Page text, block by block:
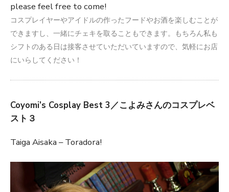
please feel free to come!
コスプレイヤーやアイドルの作ったフードやお酒を楽しむことが
できますし、一緒にチェキを取ることもできます。もちろん私も
シフトのある日は接客させていただいていますので、気軽にお店
にいらしてください！
Coyomi’s Cosplay Best 3／こよみさんのコスプレベ
スト３
Taiga Aisaka – Toradora!